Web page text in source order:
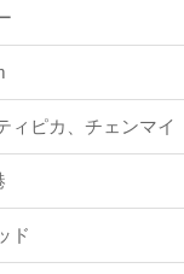
ィピカ、チェンマイ
ド